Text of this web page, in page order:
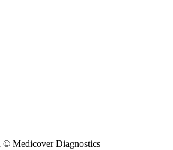
© Medicover Diagnostics